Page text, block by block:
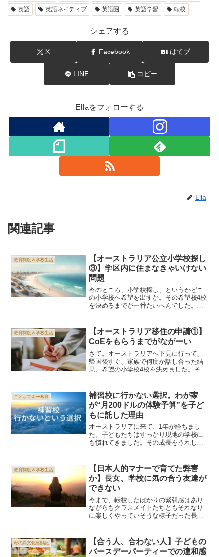
英語
英語ネイティブ 英語圏 英語学習 転校
シェアする
X Facebook はてブ
LINE コピー
Ellaをフォローする
Ella
関連記事
教育制度＆学校生活
【オーストラリア公立小学校探し
③】学区内に住まなきゃいけない
問題
今のところ、小学校探し、というかどこ
の小学校へ希望を出すか。その希望校4校
を決めるまでが一番たいへんでした。住
家を探さなければなりません。けどこれ
ってすごいリスキーだと...
教育制度＆学校生活
【オーストラリア移住の申請①】
CoEをもらうまでがながーい
さて。オーストラリアへ下見に行って、
帰国後すぐ、家族で何度か話し合った結
果、希望の小学校4校を決めました。そし
校4校を申請さて、希望校に関しては第一
希望から第四...
こどもマネー教育
補習校に行かない選択。わが家
が“月200ドルの体験予算”を子ど
もに託した理由
オーストラリアに来て、1年が経ちまし
た。子どもたちはすっかり現地の学校に
も慣れてきました。その成長をうれしく
ことでした。思い返せば、アジアの国に
住んでいた頃は、そもそも...
教育制度＆学校生活
【日本人的マナーで育てた弊害
か】長女、学校に気の合う友達が
できない
今まで、転校したばかりの緊張感はあり
ながらもクラスメイトたちともそれなり
に楽しくやっていそうな様子だった長
ところが。ある日の帰宅後「今日はどう
だった？」と聞いたら「うー...
母の異文化奮闘記
【合う人、合わない人】子どもの
バースデーパーティーでの違和感